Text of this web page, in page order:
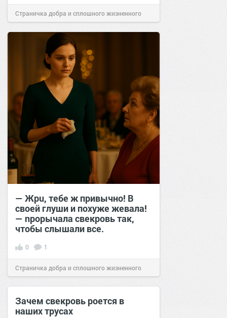
Страничка добра и сплошного жизненного
позитива!12:5825 мар 2026
— Жрu, тебе ж привычно! В
своей глуши и похуже жевала!
— nрорычала свекровь так,
чтобы слышали все.
0 1
Страничка добра и сплошного жизненного
позитива!17:40 24 сен 2025
Зачем свекровь роется в
наших трусах